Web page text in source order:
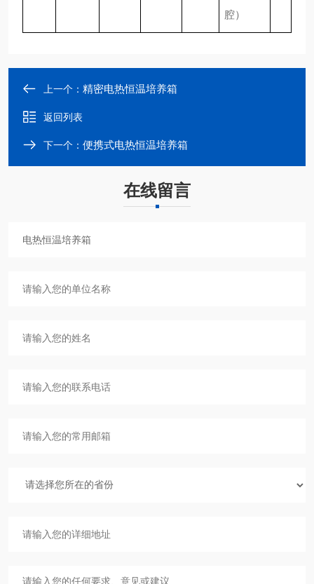
腔）
上一个： 精密电热恒温培养箱
返回列表
下一个： 便携式电热恒温培养箱
在线留言